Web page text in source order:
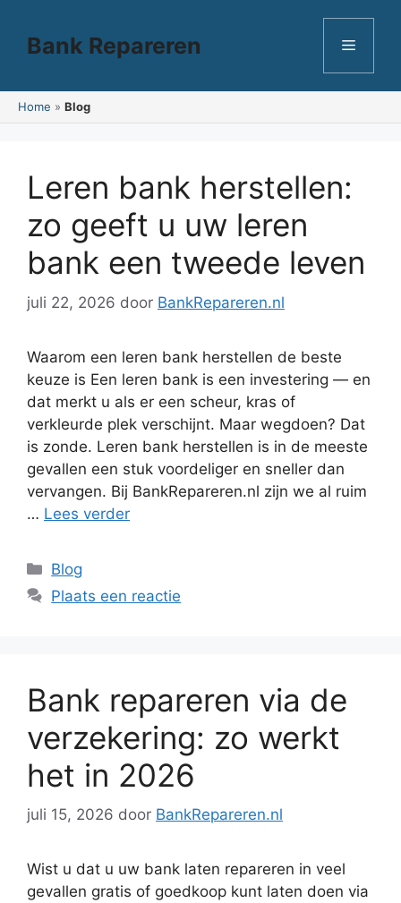
Bank Repareren Menu
Home » Blog
Leren bank herstellen:
zo geeft u uw leren
bank een tweede leven
juli 22, 2026 door BankRepareren.nl
Waarom een leren bank herstellen de beste
keuze is Een leren bank is een investering — en
dat merkt u als er een scheur, kras of
verkleurde plek verschijnt. Maar wegdoen? Dat
is zonde. Leren bank herstellen is in de meeste
gevallen een stuk voordeliger en sneller dan
vervangen. Bij BankRepareren.nl zijn we al ruim
… Lees verder
Categorieën
Blog
Plaats een reactie
Bank repareren via de
verzekering: zo werkt
het in 2026
juli 15, 2026 door BankRepareren.nl
Wist u dat u uw bank laten repareren in veel
gevallen gratis of goedkoop kunt laten doen via